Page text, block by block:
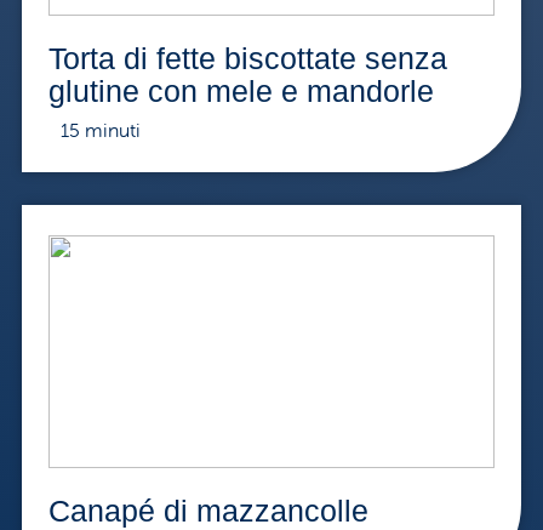
Torta di fette biscottate senza
glutine con mele e mandorle
15 minuti
Canapé di mazzancolle